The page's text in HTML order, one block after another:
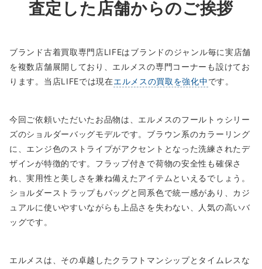
査定した店舗からのご挨拶
ブランド古着買取専門店LIFEはブランドのジャンル毎に実店舗
を複数店舗展開しており、エルメスの専門コーナーも設けてお
ります。当店LIFEでは現在エルメスの買取を強化中です。
今回ご依頼いただいたお品物は、エルメスのフールトゥシリー
ズのショルダーバッグモデルです。ブラウン系のカラーリング
に、エンジ色のストライプがアクセントとなった洗練されたデ
ザインが特徴的です。フラップ付きで荷物の安全性も確保さ
れ、実用性と美しさを兼ね備えたアイテムといえるでしょう。
ショルダーストラップもバッグと同系色で統一感があり、カジ
ュアルに使いやすいながらも上品さを失わない、人気の高いバ
ッグです。
エルメスは、その卓越したクラフトマンシップとタイムレスな